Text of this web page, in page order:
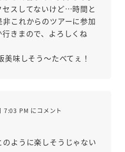
セスしてないけど…時間と
これからのツアーに参加
きまので、よろしくね
美味しそう～たべてぇ！
7:03 PM にコメント
ように楽しそうじゃない